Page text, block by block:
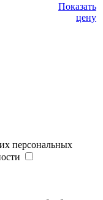
Показать
цену
персональных